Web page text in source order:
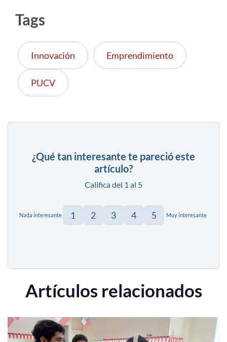
Tags
Innovación Emprendimiento
PUCV
¿Qué tan interesante te pareció este
artículo?
Califica del 1 al 5
Nada interesante 1 2 3 4 5 Muy interesante
Artículos relacionados